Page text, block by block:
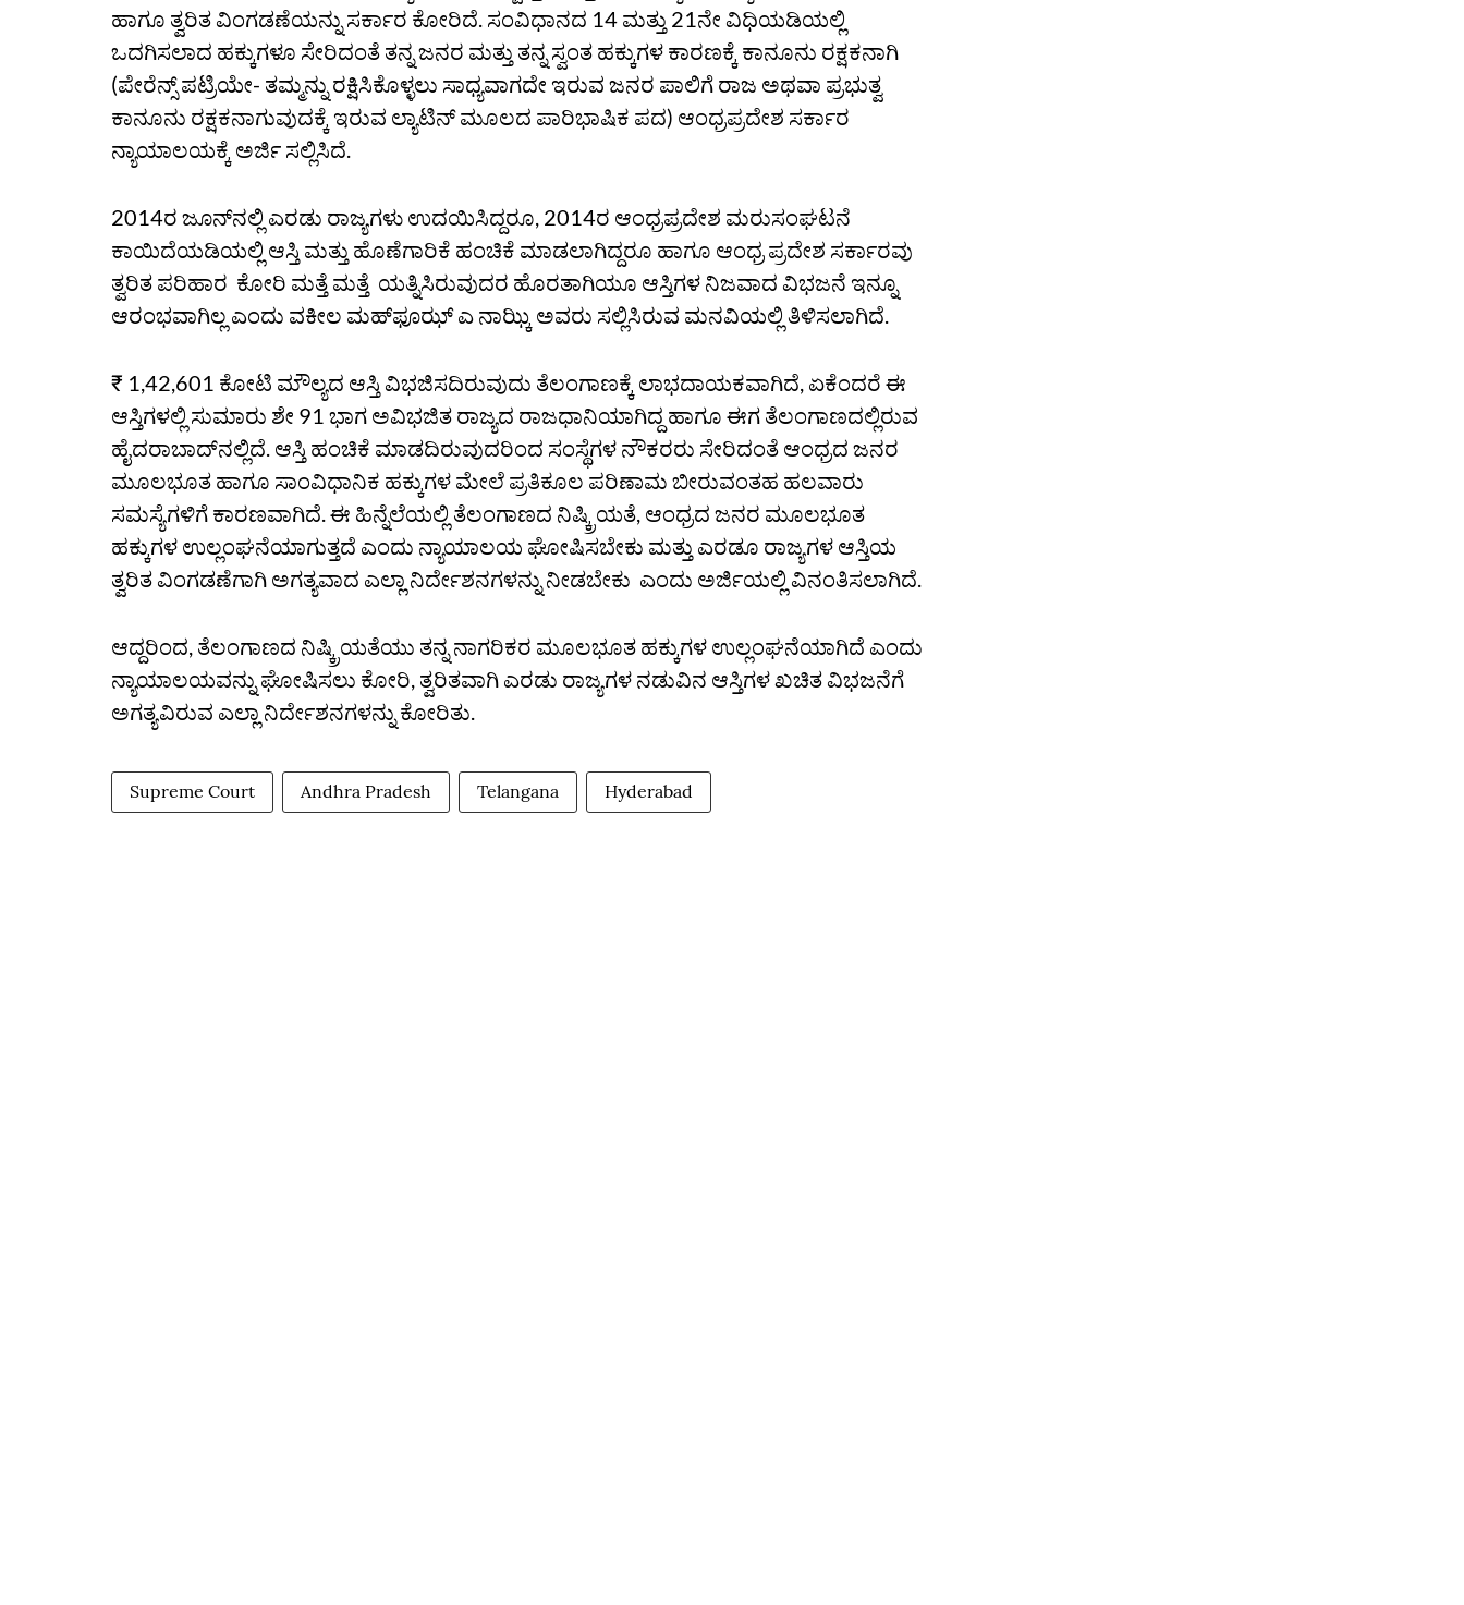
ಹಾಗೂ ತ್ವರಿತ ವಿಂಗಡಣೆಯನ್ನು ಸರ್ಕಾರ ಕೋರಿದೆ. ಸಂವಿಧಾನದ 14 ಮತ್ತು 21ನೇ ವಿಧಿಯಡಿಯಲ್ಲಿ
ಒದಗಿಸಲಾದ ಹಕ್ಕುಗಳೂ ಸೇರಿದಂತೆ ತನ್ನ ಜನರ ಮತ್ತು ತನ್ನ ಸ್ವಂತ ಹಕ್ಕುಗಳ ಕಾರಣಕ್ಕೆ ಕಾನೂನು ರಕ್ಷಕನಾಗಿ
(ಪೇರೆನ್ಸ್‌ ಪಟ್ರಿಯೇ- ತಮ್ಮನ್ನು ರಕ್ಷಿಸಿಕೊಳ್ಳಲು ಸಾಧ್ಯವಾಗದೇ ಇರುವ ಜನರ ಪಾಲಿಗೆ ರಾಜ ಅಥವಾ ಪ್ರಭುತ್ವ
ಕಾನೂನು ರಕ್ಷಕನಾಗುವುದಕ್ಕೆ ಇರುವ ಲ್ಯಾಟಿನ್ ಮೂಲದ ಪಾರಿಭಾಷಿಕ ಪದ) ಆಂಧ್ರಪ್ರದೇಶ ಸರ್ಕಾರ
ನ್ಯಾಯಾಲಯಕ್ಕೆ ಅರ್ಜಿ ಸಲ್ಲಿಸಿದೆ.
2014ರ ಜೂನ್‌ನಲ್ಲಿ ಎರಡು ರಾಜ್ಯಗಳು ಉದಯಿಸಿದ್ದರೂ, 2014ರ ಆಂಧ್ರಪ್ರದೇಶ ಮರುಸಂಘಟನೆ
ಕಾಯಿದೆಯಡಿಯಲ್ಲಿ ಆಸ್ತಿ ಮತ್ತು ಹೊಣೆಗಾರಿಕೆ ಹಂಚಿಕೆ ಮಾಡಲಾಗಿದ್ದರೂ ಹಾಗೂ ಆಂಧ್ರ ಪ್ರದೇಶ ಸರ್ಕಾರವು
ತ್ವರಿತ ಪರಿಹಾರ ಕೋರಿ ಮತ್ತೆ ಮತ್ತೆ ಯತ್ನಿಸಿರುವುದರ ಹೊರತಾಗಿಯೂ ಆಸ್ತಿಗಳ ನಿಜವಾದ ವಿಭಜನೆ ಇನ್ನೂ
ಆರಂಭವಾಗಿಲ್ಲ ಎಂದು ವಕೀಲ ಮಹ್‌ಫೂಝ್‌ ಎ ನಾಝ್ಕಿ ಅವರು ಸಲ್ಲಿಸಿರುವ ಮನವಿಯಲ್ಲಿ ತಿಳಿಸಲಾಗಿದೆ.
₹ 1,42,601 ಕೋಟಿ ಮೌಲ್ಯದ ಆಸ್ತಿ ವಿಭಜಿಸದಿರುವುದು ತೆಲಂಗಾಣಕ್ಕೆ ಲಾಭದಾಯಕವಾಗಿದೆ, ಏಕೆಂದರೆ ಈ
ಆಸ್ತಿಗಳಲ್ಲಿ ಸುಮಾರು ಶೇ 91 ಭಾಗ ಅವಿಭಜಿತ ರಾಜ್ಯದ ರಾಜಧಾನಿಯಾಗಿದ್ದ ಹಾಗೂ ಈಗ ತೆಲಂಗಾಣದಲ್ಲಿರುವ
ಹೈದರಾಬಾದ್‌ನಲ್ಲಿದೆ. ಆಸ್ತಿ ಹಂಚಿಕೆ ಮಾಡದಿರುವುದರಿಂದ ಸಂಸ್ಥೆಗಳ ನೌಕರರು ಸೇರಿದಂತೆ ಆಂಧ್ರದ ಜನರ
ಮೂಲಭೂತ ಹಾಗೂ ಸಾಂವಿಧಾನಿಕ ಹಕ್ಕುಗಳ ಮೇಲೆ ಪ್ರತಿಕೂಲ ಪರಿಣಾಮ ಬೀರುವಂತಹ ಹಲವಾರು
ಸಮಸ್ಯೆಗಳಿಗೆ ಕಾರಣವಾಗಿದೆ. ಈ ಹಿನ್ನೆಲೆಯಲ್ಲಿ ತೆಲಂಗಾಣದ ನಿಷ್ಕ್ರಿಯತೆ, ಆಂಧ್ರದ ಜನರ ಮೂಲಭೂತ
ಹಕ್ಕುಗಳ ಉಲ್ಲಂಘನೆಯಾಗುತ್ತದೆ ಎಂದು ನ್ಯಾಯಾಲಯ ಘೋಷಿಸಬೇಕು ಮತ್ತು ಎರಡೂ ರಾಜ್ಯಗಳ ಆಸ್ತಿಯ
ತ್ವರಿತ ವಿಂಗಡಣೆಗಾಗಿ ಅಗತ್ಯವಾದ ಎಲ್ಲಾ ನಿರ್ದೇಶನಗಳನ್ನು ನೀಡಬೇಕು ಎಂದು ಅರ್ಜಿಯಲ್ಲಿ ವಿನಂತಿಸಲಾಗಿದೆ.
ಆದ್ದರಿಂದ, ತೆಲಂಗಾಣದ ನಿಷ್ಕ್ರಿಯತೆಯು ತನ್ನ ನಾಗರಿಕರ ಮೂಲಭೂತ ಹಕ್ಕುಗಳ ಉಲ್ಲಂಘನೆಯಾಗಿದೆ ಎಂದು
ನ್ಯಾಯಾಲಯವನ್ನು ಘೋಷಿಸಲು ಕೋರಿ, ತ್ವರಿತವಾಗಿ ಎರಡು ರಾಜ್ಯಗಳ ನಡುವಿನ ಆಸ್ತಿಗಳ ಖಚಿತ ವಿಭಜನೆಗೆ
ಅಗತ್ಯವಿರುವ ಎಲ್ಲಾ ನಿರ್ದೇಶನಗಳನ್ನು ಕೋರಿತು.
Supreme Court Andhra Pradesh Telangana Hyderabad